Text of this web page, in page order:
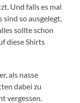
Und falls es mal
sind so ausgelegt,
sollte schon
diese Shirts
als nasse
dabei zu
vergessen.